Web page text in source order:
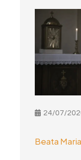
24/07/
Beata